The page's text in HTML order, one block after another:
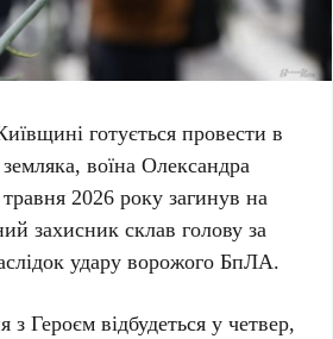
готується провести в
воїнаОлександра
2026 року загинув на
захисник склав голову за
удару ворожого БпЛА.
Героєм відбудеться учетвер,